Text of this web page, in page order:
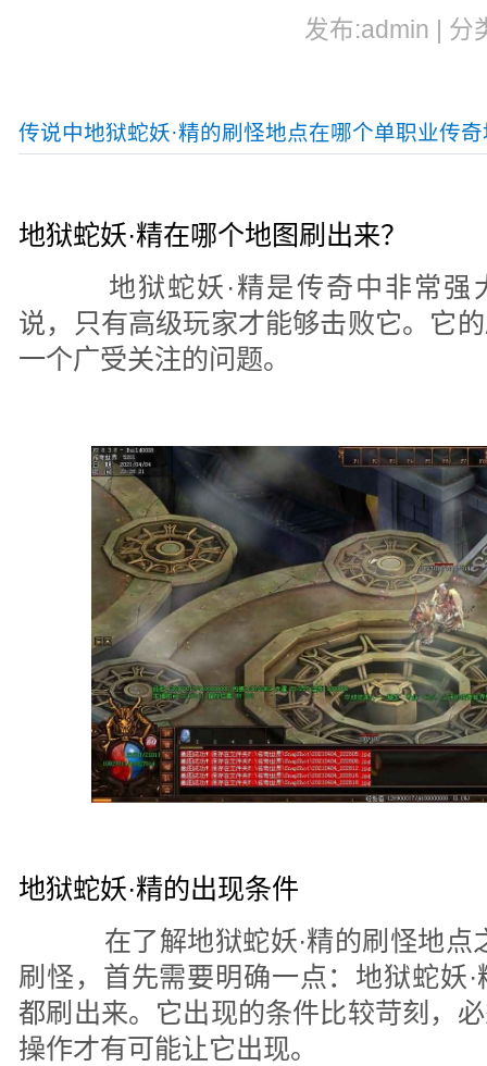
发布:admin | 分
传说中地狱蛇妖·精的刷怪地点在哪个单职业传
地狱蛇妖·精在哪个地图刷出来？
地狱蛇妖·精是传奇中非常强
说，只有高级玩家才能够击败它。它
一个广受关注的问题。
地狱蛇妖·精的出现条件
在了解地狱蛇妖·精的刷怪地点
刷怪，首先需要明确一点：地狱蛇妖
都刷出来。它出现的条件比较苛刻，
操作才有可能让它出现。